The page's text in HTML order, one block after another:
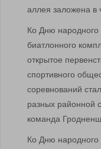
аллея заложена в
Ко Дню народного
биатлонного
открытое
спортивного
соревнований
разных районной
команда
Ко Дню народного